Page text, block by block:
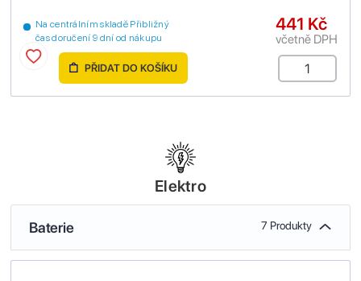
Na centrálním skladě Přibližný
čas doručení 9 dní od nákupu
441 Kč
včetně DPH
PŘIDAT DO KOŠÍKU
Elektro
Baterie 7 Produkty